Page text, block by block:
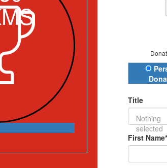
Donation
Title
Nothing
selected
First Name*